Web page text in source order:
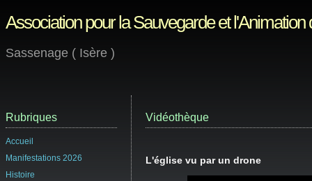
Association pour la Sauvegarde et
Sassenage ( Isère )
Vidéothèque
L'église vu par un drone
Rubriques
Accueil
Manifestations 2026
Histoire